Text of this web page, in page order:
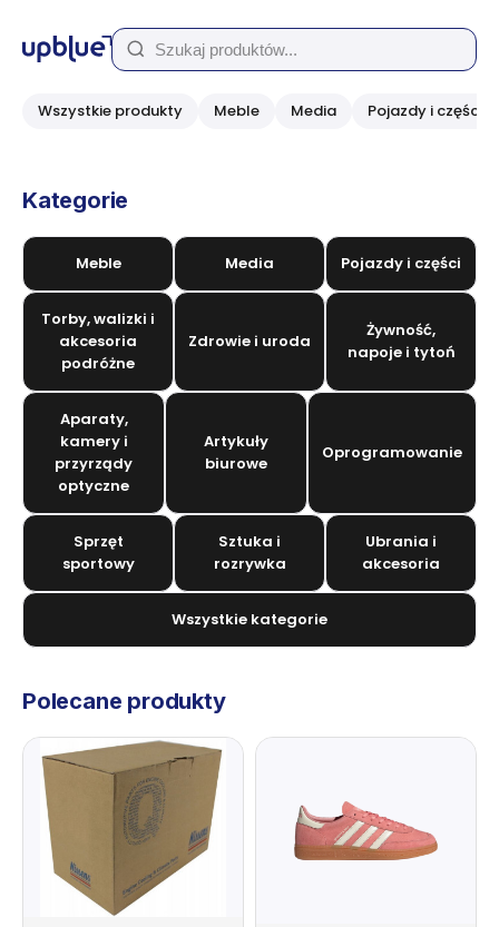
Wszystkie produkty Meble Media Pojazdy i części
Kategorie
Meble Media Pojazdy i części
Torby, walizki i
akcesoria
podróżne
Zdrowie i uroda
Żywność,
napoje i tytoń
Aparaty,
kamery i
przyrządy
optyczne
Artykuły
biurowe
Oprogramowanie
Sprzęt
sportowy
Sztuka i
rozrywka
Ubrania i
akcesoria
Wszystkie kategorie
Polecane produkty